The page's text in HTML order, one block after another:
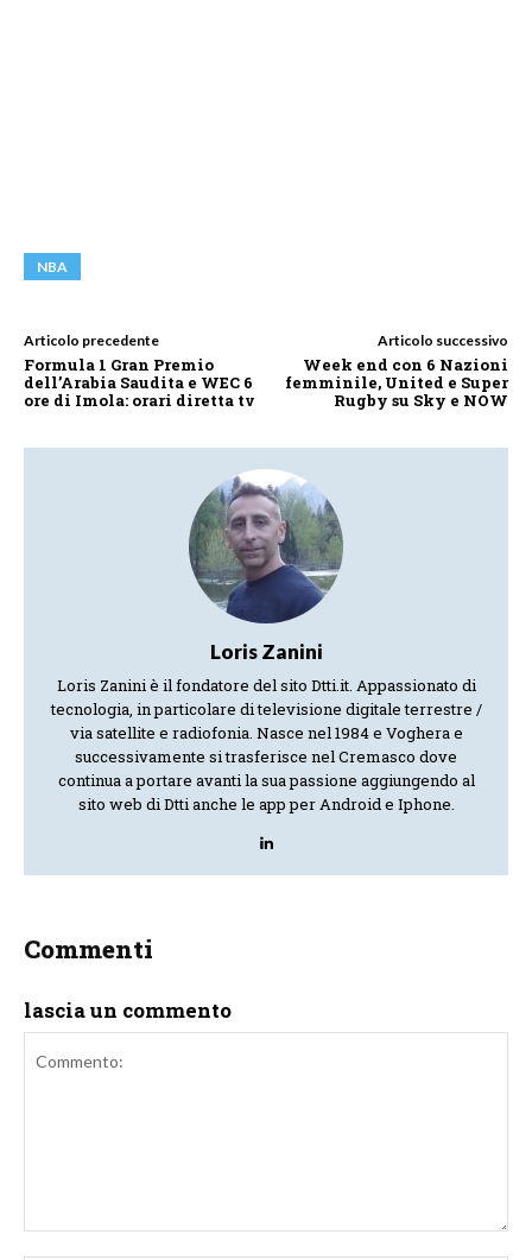
NBA
Articolo precedente
Formula 1 Gran Premio
dell’Arabia Saudita e WEC 6
ore di Imola: orari diretta tv
Articolo successivo
Week end con 6 Nazioni
femminile, United e Super
Rugby su Sky e NOW
Loris Zanini
Loris Zanini è il fondatore del sito Dtti.it. Appassionato di
tecnologia, in particolare di televisione digitale terrestre /
via satellite e radiofonia. Nasce nel 1984 e Voghera e
successivamente si trasferisce nel Cremasco dove
continua a portare avanti la sua passione aggiungendo al
sito web di Dtti anche le app per Android e Iphone.
Commenti
lascia un commento